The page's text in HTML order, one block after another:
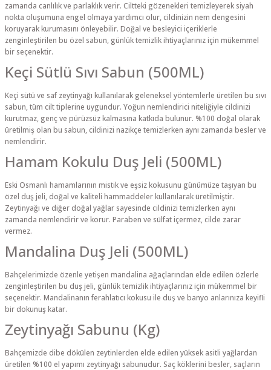
zamanda canlılık ve parlaklık verir. Ciltteki gözenekleri temizleyerek siyah
nokta oluşumuna engel olmaya yardımcı olur, cildinizin nem dengesini
koruyarak kurumasını önleyebilir. Doğal ve besleyici içeriklerle
zenginleştirilen bu özel sabun, günlük temizlik ihtiyaçlarınız için mükemmel
bir seçenektir.
Keçi Sütlü Sıvı Sabun (500ML)
Keçi sütü ve saf zeytinyağı kullanılarak geleneksel yöntemlerle üretilen bu sıvı
sabun, tüm cilt tiplerine uygundur. Yoğun nemlendirici niteliğiyle cildinizi
kurutmaz, genç ve pürüzsüz kalmasına katkıda bulunur. %100 doğal olarak
üretilmiş olan bu sabun, cildinizi nazikçe temizlerken aynı zamanda besler ve
nemlendirir.
Hamam Kokulu Duş Jeli (500ML)
Eski Osmanlı hamamlarının mistik ve eşsiz kokusunu günümüze taşıyan bu
özel duş jeli, doğal ve kaliteli hammaddeler kullanılarak üretilmiştir.
Zeytinyağı ve diğer doğal yağlar sayesinde cildinizi temizlerken aynı
zamanda nemlendirir ve korur. Paraben ve sülfat içermez, cilde zarar
vermez.
Mandalina Duş Jeli (500ML)
Bahçelerimizde özenle yetişen mandalina ağaçlarından elde edilen özlerle
zenginleştirilen bu duş jeli, günlük temizlik ihtiyaçlarınız için mükemmel bir
seçenektir. Mandalinanın ferahlatıcı kokusu ile duş ve banyo anlarınıza keyifli
bir dokunuş katar.
Zeytinyağı Sabunu (Kg)
Bahçemizde dibe dökülen zeytinlerden elde edilen yüksek asitli yağlardan
üretilen %100 el yapımı zeytinyağı sabunudur. Saç köklerini besler, saçların